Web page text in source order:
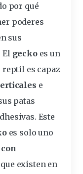
por qué
poderes
sus
El geckoes un
reptil es capaz
e
patas
Este
es solo uno
que existen en